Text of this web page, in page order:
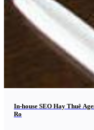
In-house SEO Hay Thuê
Ro